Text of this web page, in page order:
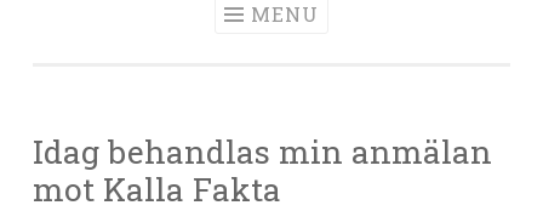
MENU
Idag behandlas min anmälan
mot Kalla Fakta